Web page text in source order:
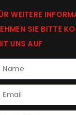
WEITERE
SIE BITTE
UNS AUF